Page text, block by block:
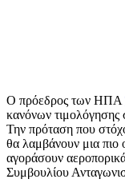
Ο πρόεδρος των ΗΠΑ
κανόνων τιμολόγησης
Την πρόταση που
θα λαμβάνουν μια πιο
αγοράσουν
Συμβουλίου